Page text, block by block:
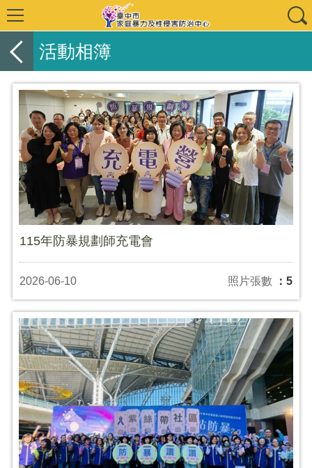
活動相簿
115年防暴規劃師充電會
2026-06-10 照片張數 ：5